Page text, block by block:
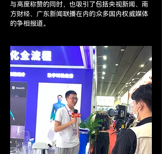
与高度称赞的同时，也吸引了包括央视新闻、南
方财经、广东新闻联播在内的众多国内权威媒体
的争相报道。